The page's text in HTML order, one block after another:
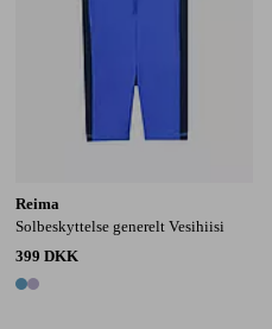
Reima
Solbeskyttelse generelt Vesihiisi
399 DKK
2 farver